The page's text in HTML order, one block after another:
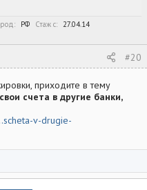
РФ Стаж c
27.04.14
#20
приходите в тему
счета в другие банки,
v-drugie-